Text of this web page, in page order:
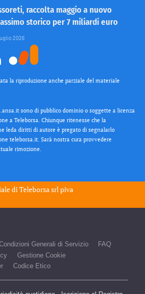
raccolta maggio a nuovo
storico per 7 miliardi euro
2026
la riproduzione anche parziale del materiale
sono di pubblico dominio o soggette a licenza
a Teleborsa. Chiunque ritenesse che la
leda diritti di autore è pregato di segnalarlo
teleborsa.it. Sarà nostra cura provvedere
rimozione.
diTeleborsa srlpiva
Generali di Servizio
FAQ
Gestione Cookie
Codice Etico